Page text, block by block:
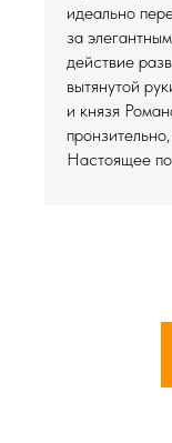
идеально
за
действие
вытянутой
и князя
Настоящее